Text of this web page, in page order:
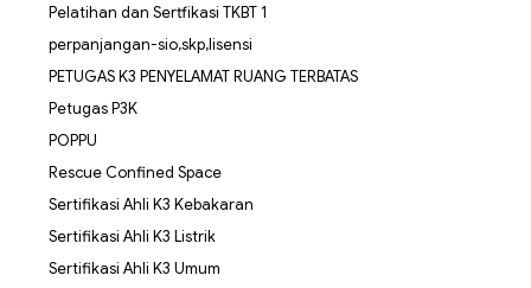
Pelatihan dan Sertfikasi TKBT 1
perpanjangan-sio,skp,lisensi
PETUGAS K3 PENYELAMAT RUANG TERBATAS
Petugas P3K
POPPU
Rescue Confined Space
Sertifikasi Ahli K3 Kebakaran
Sertifikasi Ahli K3 Listrik
Sertifikasi Ahli K3 Umum